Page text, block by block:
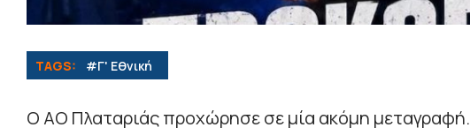
TAGS: #Γ' Εθνική
Ο ΑΟ Πλαταριάς προχώρησε σε μία ακόμη μεταγραφή.